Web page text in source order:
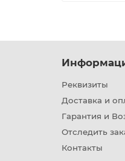
Реквизиты
Доставка и
Гарантия и
Отследить
Контакты